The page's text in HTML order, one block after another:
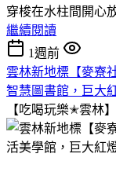
穿梭在水柱間開心
繼續閱讀
1週前
雲林新地標【麥寮
智慧圖書館，巨大
【吃喝玩樂✭雲林】